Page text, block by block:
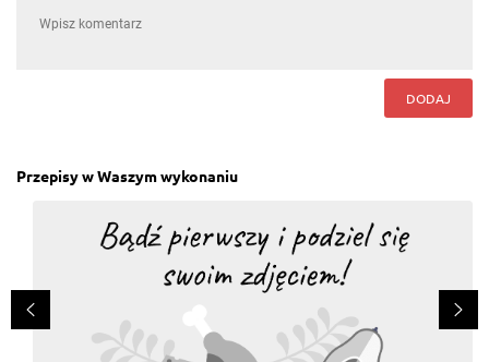
DODAJ
Przepisy w Waszym wykonaniu